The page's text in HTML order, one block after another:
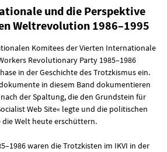
und die Perspektive
Weltrevolution 1986–1995
Komitees der Vierten Internationale
Revolutionary Party 1985–1986
in der Geschichte des Trotzkismus ein.
in diesem Band dokumentieren
der Spaltung, die den Grundstein für
Web Site« legte und die politischen
Welt heute erschüttern.
waren die Trotzkisten im IKVI in der